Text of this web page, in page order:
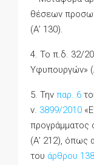
θέσεων
(Α’ 130).
4. Το π.δ. 32/
Υφυπουργών»
5. Την παρ. 6
ν. 3899/2010
προγράμματος
(Α’ 212), όπως
του άρθρου 138